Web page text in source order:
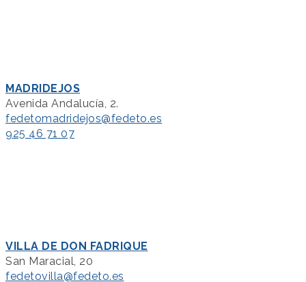
MADRIDEJOS
Avenida Andalucía, 2.
fedetomadridejos@fedeto.es
925 46 71 07
VILLA DE DON FADRIQUE
San Maracial, 20
fedetovilla@fedeto.es